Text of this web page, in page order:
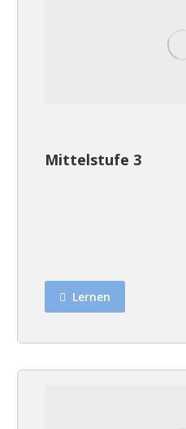
Mittelstufe 3
Lernen